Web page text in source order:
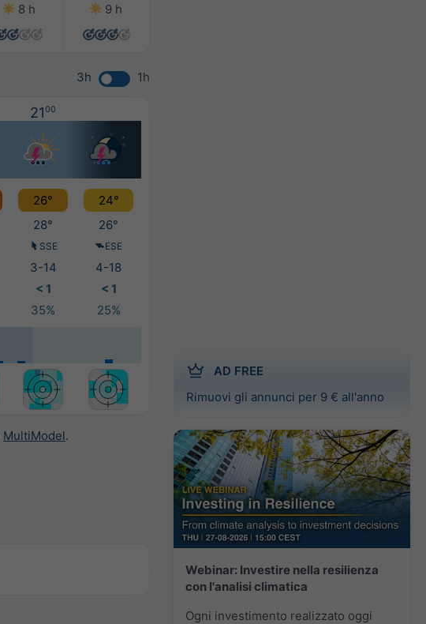
AD FREE
Rimuovi gli annunci per 9 € all'anno
Webinar: Investire nella resilienza
con l'analisi climatica
Ogni investimento realizzato oggi
8 h
9 h
3h 1h
2100
26°
24°
28° 26°
SSE ESE
3-14
4-18
< 1
< 1
35% 25%
MultiModel.